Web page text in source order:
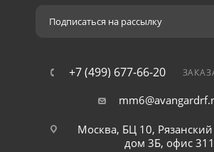
Подписаться на рассылку
+7 (499) 677-66-20
Москва, БЦ 10, Рязанский
дом 3Б, офис 311